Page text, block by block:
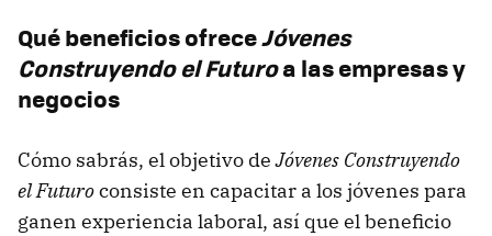
Qué beneficios ofreceJóvenes
Construyendo el Futuroa las empresas y
negocios
Cómo sabrás, el objetivo deJóvenes Construyendo
el Futuroconsiste en capacitar a los jóvenes para
ganen experiencia laboral, así que el beneficio